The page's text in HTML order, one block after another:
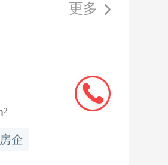
相不好，
到满意的
叫‘美化套
当时的过
更多
企